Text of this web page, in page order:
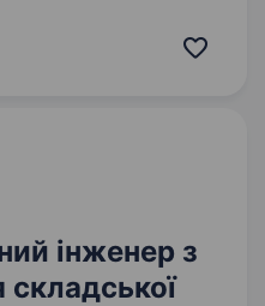
інженер з
складської